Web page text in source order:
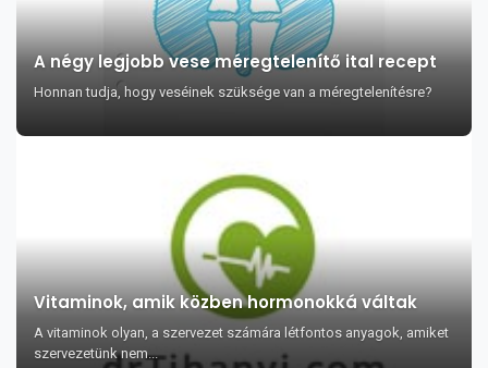
A négy legjobb vese méregtelenítő ital recept
Honnan tudja, hogy veséinek szüksége van a méregtelenítésre?
Vitaminok, amik közben hormonokká váltak
A vitaminok olyan, a szervezet számára létfontos anyagok, amiket
szervezetünk nem...